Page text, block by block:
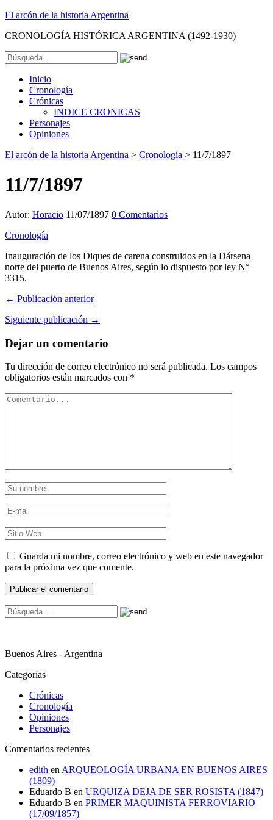
El arcón de la historia Argentina
CRONOLOGÍA HISTÓRICA ARGENTINA (1492-1930)
Inicio
Cronología
Crónicas
INDICE CRONICAS
Personajes
Opiniones
El arcón de la historia Argentina > Cronología > 11/7/1897
11/7/1897
Autor: Horacio 11/07/1897 0 Comentarios
Cronología
Inauguración de los Diques de carena construidos en la Dársena
norte del puerto de Buenos Aires, según lo dispuesto por ley N°
3315.
← Publicación anterior
Siguiente publicación →
Dejar un comentario
Tu dirección de correo electrónico no será publicada. Los campos
obligatorios están marcados con *
Guarda mi nombre, correo electrónico y web en este navegador
para la próxima vez que comente.
Buenos Aires - Argentina
Categorías
Crónicas
Cronología
Opiniones
Personajes
Comentarios recientes
edith en ARQUEOLOGÍA URBANA EN BUENOS AIRES
(1809)
Eduardo B en URQUIZA DEJA DE SER ROSISTA (1847)
Eduardo B en PRIMER MAQUINISTA FERROVIARIO
(17/09/1857)